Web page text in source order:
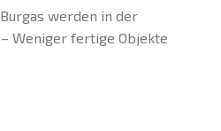
werden in der
Weniger fertige Objekte